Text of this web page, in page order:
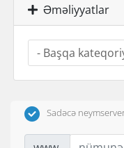
Əməliyyatlar
Sadəcə